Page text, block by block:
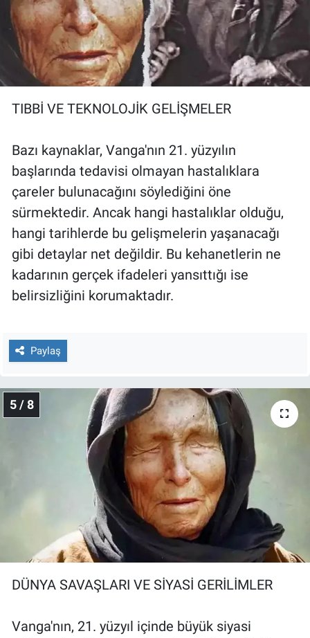
TIBBİ VE TEKNOLOJİK GELİŞMELER
Bazı kaynaklar, Vanga'nın 21. yüzyılın
başlarında tedavisi olmayan hastalıklara
çareler bulunacağını söylediğini öne
sürmektedir. Ancak hangi hastalıklar olduğu,
hangi tarihlerde bu gelişmelerin yaşanacağı
gibi detaylar net değildir. Bu kehanetlerin ne
kadarının gerçek ifadeleri yansıttığı ise
belirsizliğini korumaktadır.
Paylaş
5 / 8
DÜNYA SAVAŞLARI VE SİYASİ GERİLİMLER
Vanga'nın, 21. yüzyıl içinde büyük siyasi